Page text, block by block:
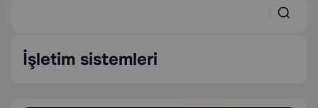
İşletim sistemleri